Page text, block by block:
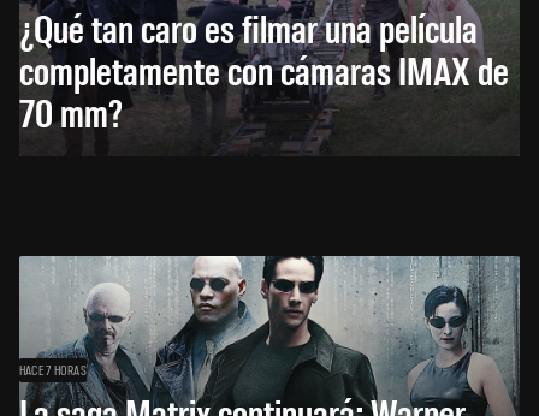
¿Qué tan caro es filmar una película
completamente con cámaras IMAX de
70 mm?
HACE 7 HORAS